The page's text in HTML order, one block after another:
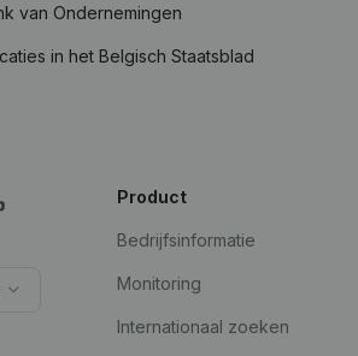
van Ondernemingen
in het Belgisch Staatsblad
Product
Bedrijfsinformatie
Monitoring
Internationaal zoeken